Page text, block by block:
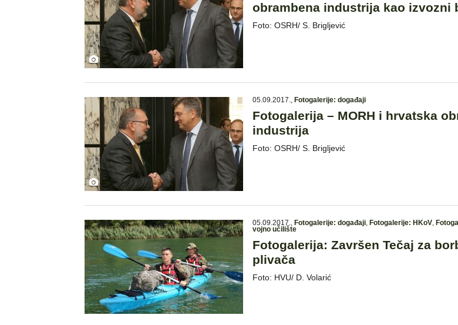
obrambena industrija kao izvozni
Foto: OSRH/ S. Brigljević
05.09.2017., Fotogalerije: događaji
Fotogalerija – MORH i hrvatska
industrija
Foto: OSRH/ S. Brigljević
05.09.2017., Fotogalerije: događaji, Fotogalerije: HKoV,
vojno učilište
Fotogalerija: Završen Tečaj za
plivača
Foto: HVU/ D. Volarić